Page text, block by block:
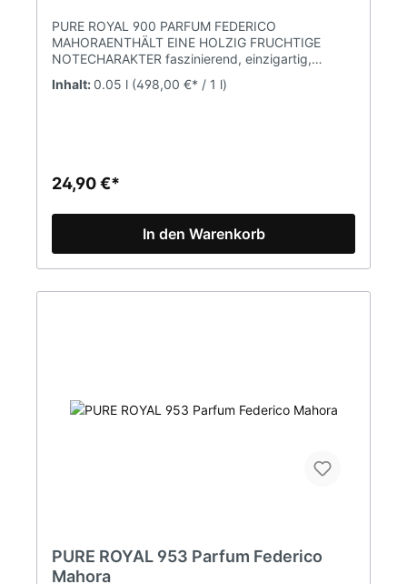
PURE ROYAL 900 PARFUM FEDERICO
MAHORAENTHÄLT EINE HOLZIG FRUCHTIGE
NOTECHARAKTER faszinierend, einzigartig,
charmanter KirschduftDUFTNOTENKOPFNOTE
Schwarzkirsche, Kirschlikör,
FM WORLD. Alle Produkte sind Originalprodukte
von FM (Federico Mahora).
Inhalt: 0.05 l (498,00 €* / 1 l)
24,90 €*
In den Warenkorb
PURE ROYAL 953 Parfum Federico
Mahora